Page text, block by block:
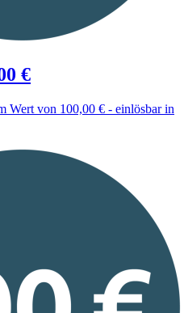
€
Wert von 100,00 € - einlösbar in